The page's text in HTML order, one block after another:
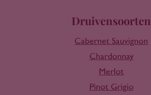
Druivensoorten
Cabernet Sauvignon
Chardonnay
Merlot
Pinot Grigio